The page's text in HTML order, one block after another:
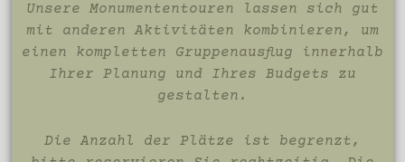
Unsere Monumententouren lassen sich gut
mit anderen Aktivitäten kombinieren, um
einen kompletten Gruppenausflug innerhalb
Ihrer Planung und Ihres Budgets zu
gestalten.
Die Anzahl der Plätze ist begrenzt,